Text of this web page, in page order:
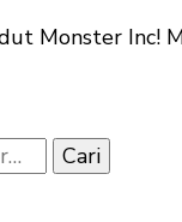
Monster Inc!